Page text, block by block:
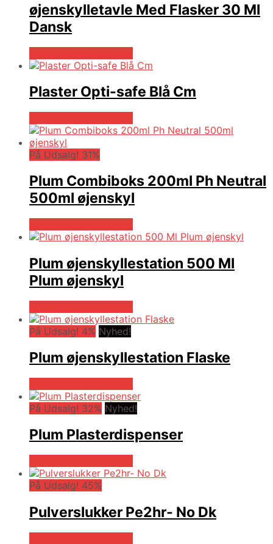
øjenskylletavle Med Flasker 30 Ml
Dansk
Plaster Opti-safe Blå Cm
På Udsalg! 31%
Plum Combiboks 200ml Ph Neutral
500ml øjenskyl
Plum øjenskyllestation 500 Ml
Plum øjenskyl
På Udsalg! 4% Nyhed!
Plum øjenskyllestation Flaske
På Udsalg! 32% Nyhed!
Plum Plasterdispenser
På Udsalg! 45%
Pulverslukker Pe2hr- No Dk